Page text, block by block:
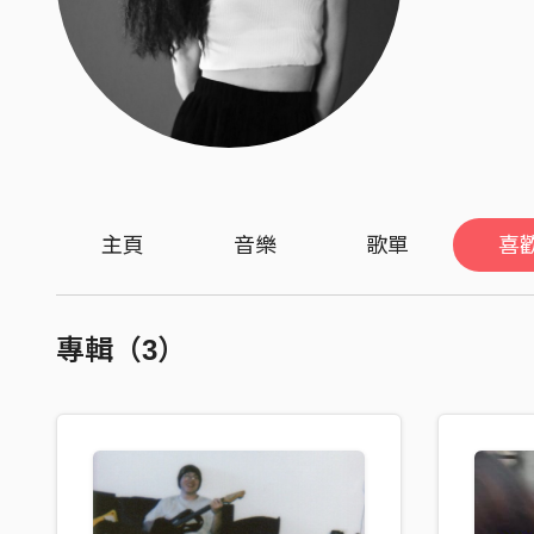
主頁 音樂 歌單 喜
專輯（3）